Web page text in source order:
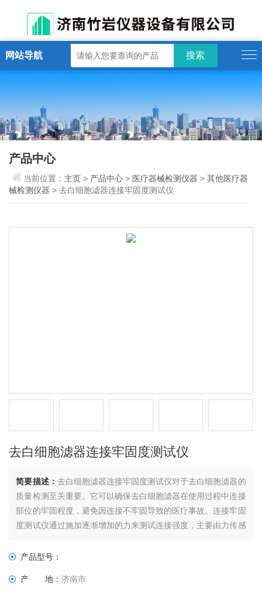
网站导航
产品中心
当前位置： 主页> 产品中心 > 医疗器械检测仪器 >其他医疗器
械检测仪器 > 去白细胞滤器连接牢固度测试仪
去白细胞滤器连接牢固度测试仪
简要描述： 去白细胞滤器连接牢固度测试仪对于去白细胞滤器的
质量检测至关重要。它可以确保去白细胞滤器在使用过程中连接
部位的牢固程度，避免因连接不牢固导致的医疗事故。连接牢固
度测试仪通过施加逐渐增加的力来测试连接强度，主要由力传感
产品型号：
产 地：济南市